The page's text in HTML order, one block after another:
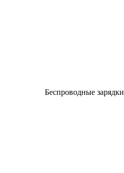
Беспроводные зарядки